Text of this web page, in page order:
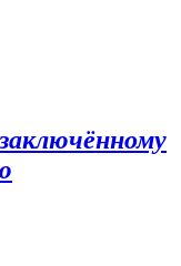
заключённому